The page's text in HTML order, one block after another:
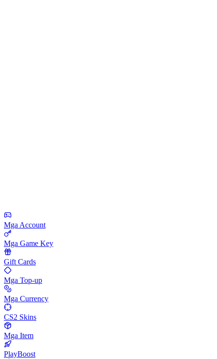
Mga Account
Mga Game Key
Gift Cards
Mga Top-up
Mga Currency
CS2 Skins
Mga Item
PlayBoost